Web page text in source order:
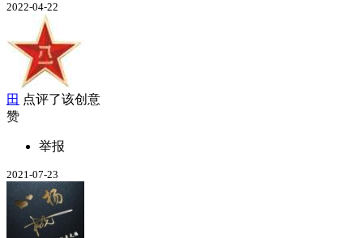
2022-04-22
田 点评了该创意
赞
举报
2021-07-23